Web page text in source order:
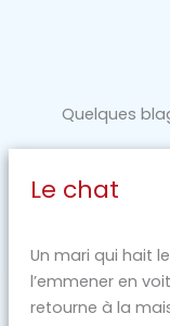
Quelques
Le chat
Un mari qui hait
l’emmener en
retourne à la